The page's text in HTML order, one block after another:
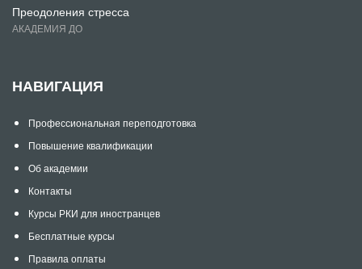
Преодоления стресса
АКАДЕМИЯ ДО
НАВИГАЦИЯ
Профессиональная переподготовка
Повышение квалификации
Об академии
Контакты
Курсы РКИ для иностранцев
Бесплатные курсы
Правила оплаты